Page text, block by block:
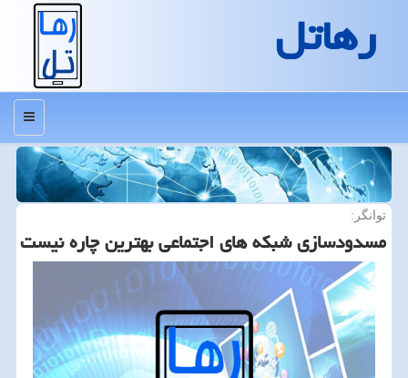
رهاتل
منو
توانگر:
مسدودسازی‬⁩ شبكه های اجتماعی بهترین چاره نیست